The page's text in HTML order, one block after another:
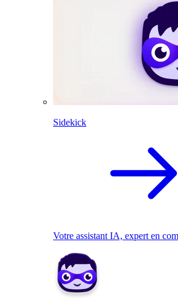
Sidekick
Votre assistant IA, expert en